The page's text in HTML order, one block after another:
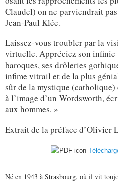
Claudel) on ne parviendrait
Jean-Paul Klée.
Laissez-vous troubler par la
virtuelle. Appréciez son infinie
baroques, ses drôleries
infime vitrail et de la plus
sûr de la mystique
à l’image d’un Wordsworth,
aux hommes. »
Extrait de la préface d’Olivier
Né en 1943 à Strasbourg, où il vit